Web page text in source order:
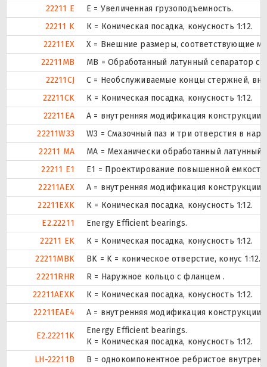
22211 E
Е = Увеличенная грузоподъемность.
22211 K
К = Коническая посадка, конусность 1:12.
22211EX
X = Внешние размеры, соответствующие
22211MB
MB = Обработанный латунный сепаратор с
22211CJ
С = Необслуживаемые концы стержней,
22211CK
К = Коническая посадка, конусность 1:12.
22211EA
A = внутренняя модификация конструкции.
22211W33
W3 = Смазочный паз и три отверстия в
22211 MA
MA = Механически обработанный
22211 E1
E1 = Проектирование повышенной емкости.
22211AEX
A = внутренняя модификация конструкции.
22211EXK
К = Коническая посадка, конусность 1:12.
E2.22211
Energy Efficient bearings.
22211 EK
К = Коническая посадка, конусность 1:12.
22211MBK
BK = K = коническое отверстие, конус
22211RHR
R = Наружное кольцо с фланцем .
22211AEXK
К = Коническая посадка, конусность 1:12.
22211EAE4
A = внутренняя модификация конструкции.
E2.22211K
Energy Efficient bearings.
К = Коническая посадка, конусность 1:12.
LH-22211B
B = однокомпонентное ребристое